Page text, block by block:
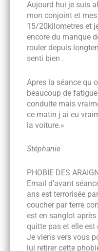
Aujourd hui je suis
mon conjoint et
15/20kilometres et
encore du manque
rouler depuis
senti bien .
Apres la séance qu
beaucoup de
conduite mais
ce matin j ai eu
la voiture.»
Stéphanie
PHOBIE DES
Email d’avant
ans est terrorisée
coucher par terre
est en sanglot
quitte pas et elle est
Je viens vers vous
lui retirer cette